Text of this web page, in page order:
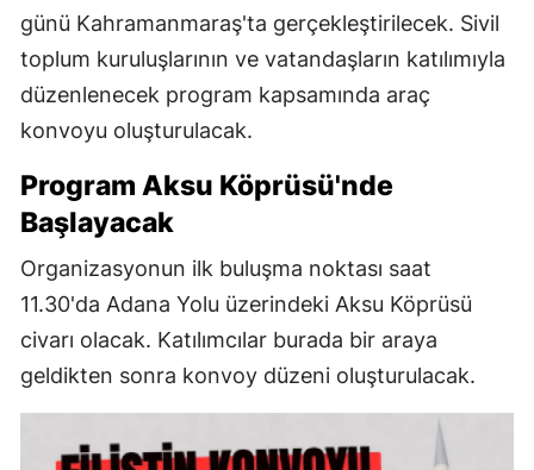
günü Kahramanmaraş'ta gerçekleştirilecek. Sivil
toplum kuruluşlarının ve vatandaşların katılımıyla
düzenlenecek program kapsamında araç
konvoyu oluşturulacak.
Program Aksu Köprüsü'nde
Başlayacak
Organizasyonun ilk buluşma noktası saat
11.30'da Adana Yolu üzerindeki Aksu Köprüsü
civarı olacak. Katılımcılar burada bir araya
geldikten sonra konvoy düzeni oluşturulacak.